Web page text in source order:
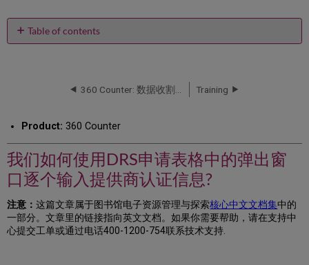
email
Table of contents
DRS
申
请
表
格
的
弹
出
Training
Product: 360 Counter
我们如何使用DRS申请表格中的弹出窗
口逐个输入提供商认证信息?
注意：这篇文章属于图书馆电子资源管理与探索核心中文文档集中的
一部分。文章里的链接指向英文文档。如果你需要帮助，请在支持中
心提交工单或通过电话400-1200-754联系技术支持.